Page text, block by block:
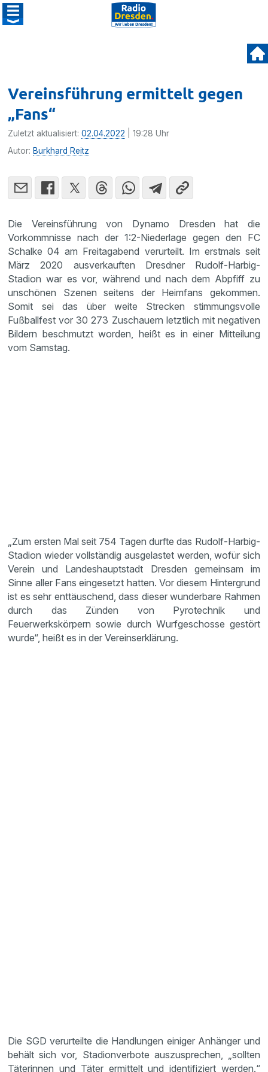
Vereinsführung ermittelt gegen
„Fans“
Zuletzt aktualisiert:02.04.2022 | 19:28 Uhr
Autor: Burkhard Reitz
Die Vereinsführung von Dynamo Dresden hat die
Vorkommnisse nach der 1:2-Niederlage gegen den FC
Schalke 04 am Freitagabend verurteilt. Im erstmals seit
März 2020 ausverkauften Dresdner Rudolf-Harbig-
Stadion war es vor, während und nach dem Abpfiff zu
unschönen Szenen seitens der Heimfans gekommen.
Somit sei das über weite Strecken stimmungsvolle
Fußballfest vor 30 273 Zuschauern letztlich mit negativen
Bildern beschmutzt worden, heißt es in einer Mitteilung
vom Samstag.
„Zum ersten Mal seit 754 Tagen durfte das Rudolf-Harbig-
Stadion wieder vollständig ausgelastet werden, wofür sich
Verein und Landeshauptstadt Dresden gemeinsam im
Sinne aller Fans eingesetzt hatten. Vor diesem Hintergrund
ist es sehr enttäuschend, dass dieser wunderbare Rahmen
durch das Zünden von Pyrotechnik und
Feuerwerkskörpern sowie durch Wurfgeschosse gestört
wurde“, heißt es in der Vereinserklärung.
Die SGD verurteilte die Handlungen einiger Anhänger und
behält sich vor, Stadionverbote auszusprechen, „sollten
Täterinnen und Täter ermittelt und identifiziert werden.“